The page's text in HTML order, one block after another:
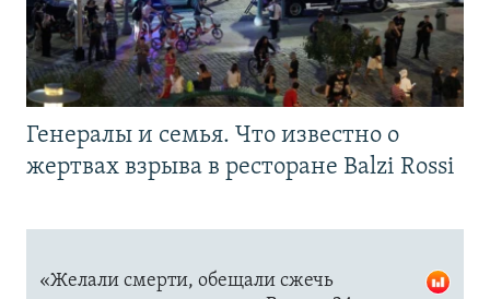
Генералы и семья. Что известно о
жертвах взрыва в ресторане Balzi Rossi